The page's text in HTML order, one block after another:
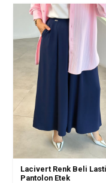
Lacivert Renk Beli
Pantolon Etek